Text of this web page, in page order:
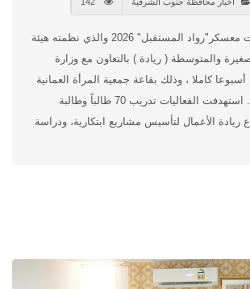
أخبار محافظة جنوب الشرقية
اختتمت اليوم فعاليات معسكر"رواد المستقبل" 2026 والذي نظمته هيئة
والمتوسطة ( ريادة ) بالتعاون مع وزارة
أسبوعا كاملا ، وذلك بقاعة جمعية المرأة العمانية
بجعلان بني بوحسن . استهدفت الفعاليات تدريب 70 طالباً وطالبة
ريادة الأعمال لتأسيس مشاريع ابتكارية، ودراسة